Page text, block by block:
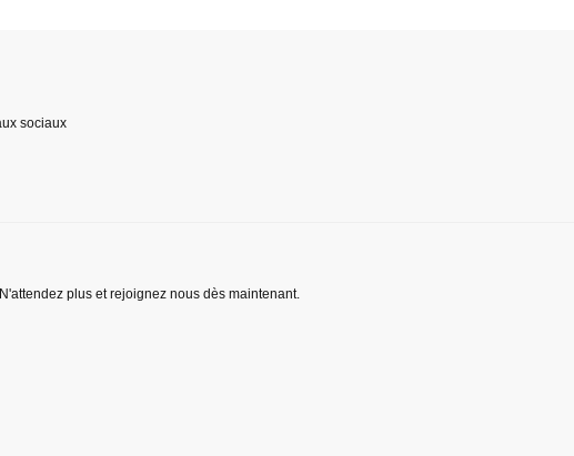
sociaux
plus et rejoignez nous dès maintenant.